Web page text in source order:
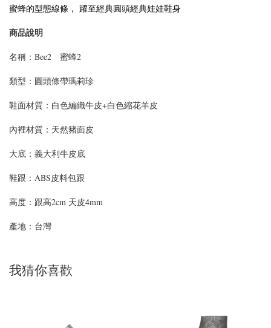
蜜蜂的型態線條， 躍至經典圓頭經典娃娃鞋身
商品說明
名稱：Bee2 蜜蜂2
類型：圓頭條帶瑪莉珍
鞋面材質：白色編織牛皮+白色縮花羊皮
內裡材質：天然豬面皮
大底：義大利牛皮底
鞋跟：ABS皮料包跟
高度：跟高2cm 天皮4mm
產地：台灣
我猜你喜歡